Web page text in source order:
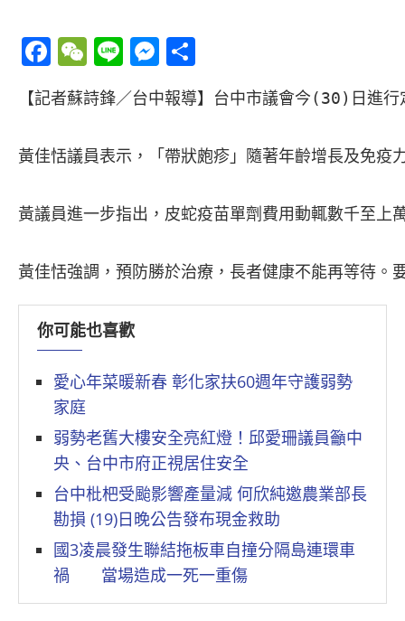
Facebook
WeChat
LineMessenger
享
【記者蘇詩鋒／台中報導】台中市議會今(30)日進
黃佳恬議員表示，「帶狀皰疹」隨著年齡增長及免
黃議員進一步指出，皮蛇疫苗單劑費用動輒數千至
黃佳恬強調，預防勝於治療，長者健康不能再等待
你可能也喜歡
愛心年菜暖新春 彰化家扶60週年守護弱勢
家庭
弱勢老舊大樓安全亮紅燈！邱愛珊議員籲中
央、台中市府正視居住安全
台中枇杷受颱影響產量減 何欣純邀農業部長
勘損 (19)日晚公告發布現金救助
國3凌晨發生聯結拖板車自撞分隔島連環車
禍 當場造成一死一重傷